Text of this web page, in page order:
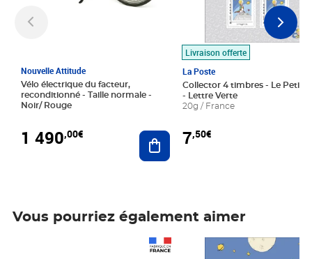
Nouvelle Attitude
Vélo électrique du facteur,
reconditionné - Taille normale -
Noir/ Rouge
1 490,00€ Ajouter au panier
Livraison offerte
La Poste
Collector 4 timbres - Le Petit
- Lettre Verte
20g / France
7,50€
Vous pourriez également aimer
Prix 7,50€